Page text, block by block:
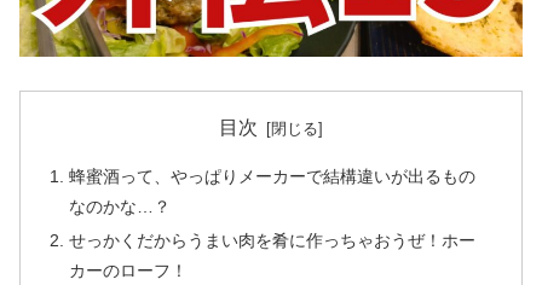
目次
蜂蜜酒って、やっぱりメーカーで結構違いが出るもの
なのかな…？
せっかくだからうまい肉を肴に作っちゃおうぜ！ホー
カーのローフ！